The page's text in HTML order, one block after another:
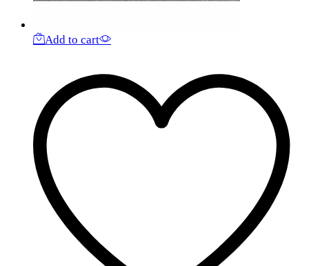
Add to cart